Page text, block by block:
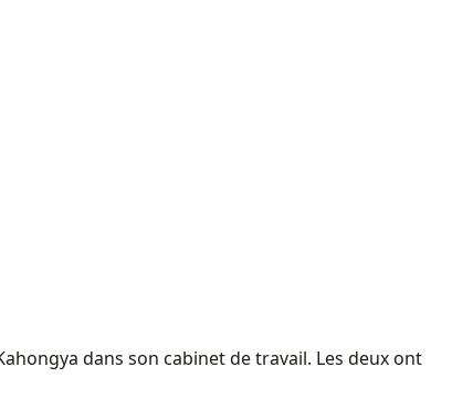
dans son cabinet de travail. Les deux ont